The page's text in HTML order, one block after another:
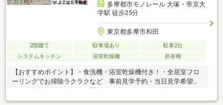
多摩都市モノレール 大塚・帝京大
学駅 徒歩25分
東京都多摩市和田
2階建て 駐車場あり
駐車2台
システムキッチン
浴室乾燥機 所有権
【おすすめポイント】・食洗機・浴室乾燥機付き！・全居室フロ
ーリングでお掃除ラクラクなど 事前見学予約・当日見学希望・
こはた不動産本店売買部までお気軽に！ (0120-555-899)［通